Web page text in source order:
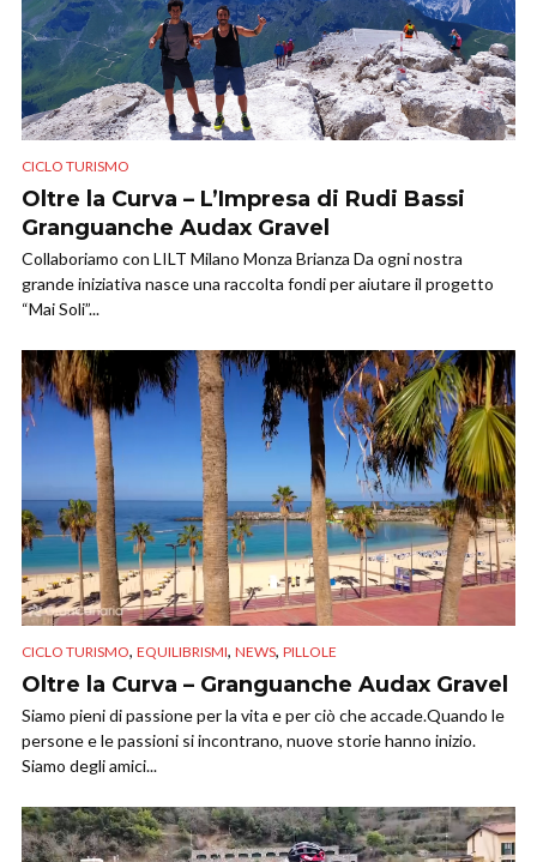
CICLO TURISMO
Oltre la Curva – L’Impresa di Rudi Bassi
Granguanche Audax Gravel
Collaboriamo con LILT Milano Monza Brianza Da ogni nostra
grande iniziativa nasce una raccolta fondi per aiutare il progetto
“Mai Soli”...
CICLO TURISMO, EQUILIBRISMI, NEWS, PILLOLE
Oltre la Curva – Granguanche Audax Gravel
Siamo pieni di passione per la vita e per ciò che accade.Quando le
persone e le passioni si incontrano, nuove storie hanno inizio.​
Siamo degli amici...